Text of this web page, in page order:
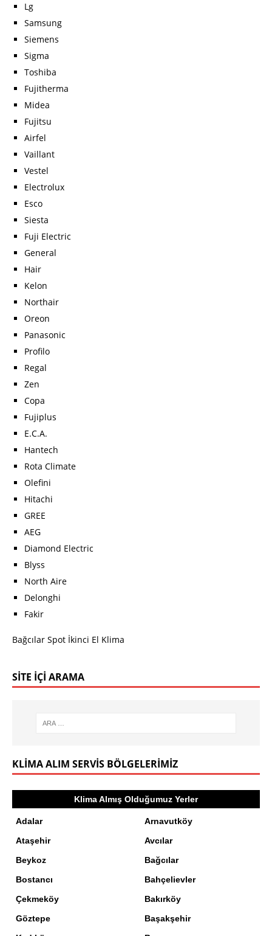
Lg
Samsung
Siemens
Sigma
Toshiba
Fujitherma
Midea
Fujitsu
Airfel
Vaillant
Vestel
Electrolux
Esco
Siesta
Fuji Electric
General
Hair
Kelon
Northair
Oreon
Panasonic
Profilo
Regal
Zen
Copa
Fujiplus
E.C.A.
Hantech
Rota Climate
Olefini
Hitachi
GREE
AEG
Diamond Electric
Blyss
North Aire
Delonghi
Fakir
Bağcılar Spot İkinci El Klima
SITE İÇI ARAMA
KLIMA ALIM SERVIS BÖLGELERIMIZ
Klima Almış Olduğumuz Yerler
Adalar
Ataşehir
Beykoz
Bostancı
Çekmeköy
Göztepe
Arnavutköy
Avcılar
Bağcılar
Bahçelievler
Bakırköy
Başakşehir